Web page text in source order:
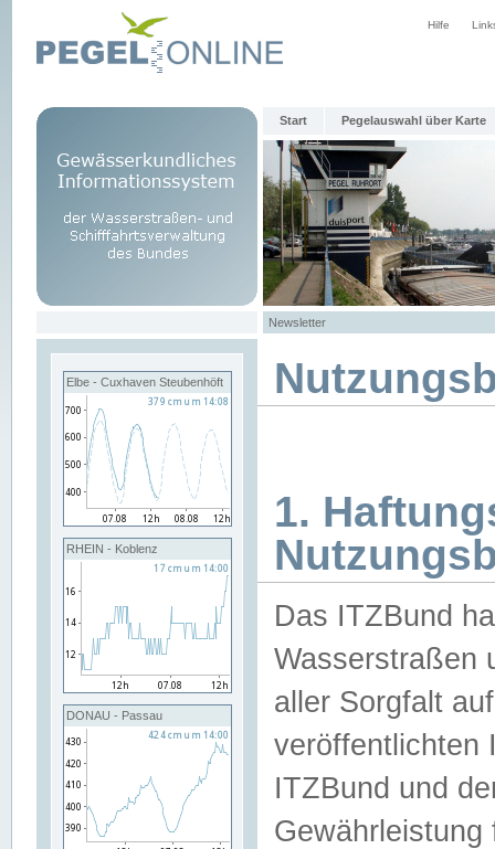
Hilfe
Start Pegelauswahl über Karte
Newsletter
Elbe - Cuxhaven Steubenhöft
RHEIN - Koblenz
DONAU - Passau
1.
Das ITZBund
Wasserstraßen
aller Sorgfalt
veröffentlichten
ITZBund und